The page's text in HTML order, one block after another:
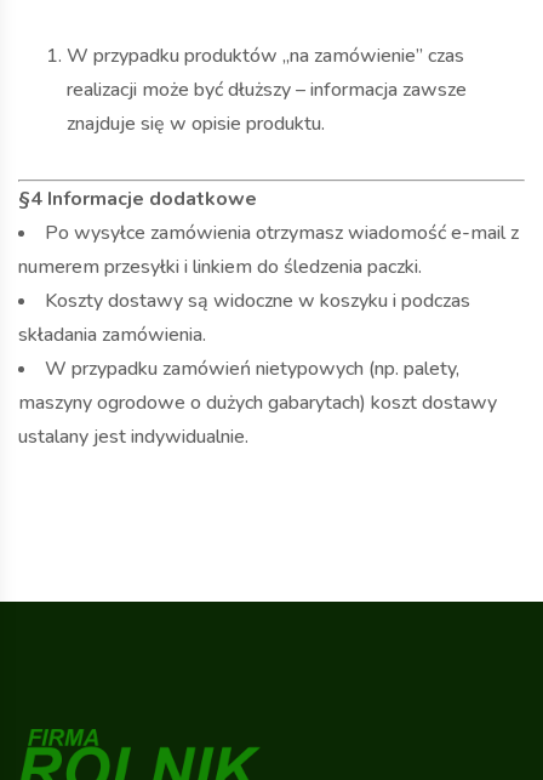
W przypadku produktów „na zamówienie” czas
realizacji może być dłuższy – informacja zawsze
znajduje się w opisie produktu.
§4 Informacje dodatkowe
Po wysyłce zamówienia otrzymasz wiadomość e-mail z
numerem przesyłki i linkiem do śledzenia paczki.
Koszty dostawy są widoczne w koszyku i podczas
składania zamówienia.
W przypadku zamówień nietypowych (np. palety,
maszyny ogrodowe o dużych gabarytach) koszt dostawy
ustalany jest indywidualnie.